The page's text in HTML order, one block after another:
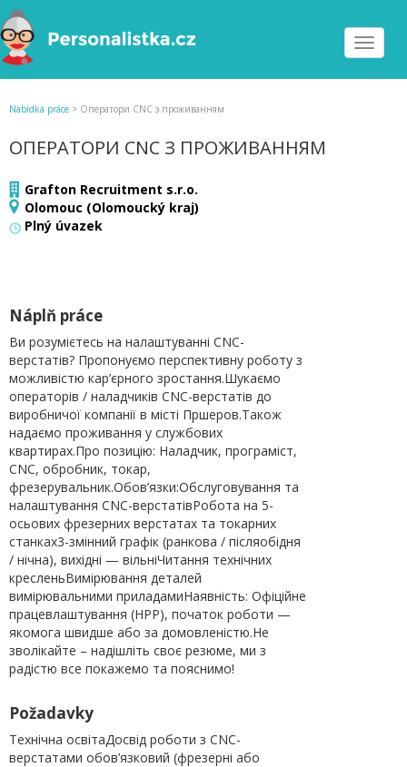
Toggle
Nabídka práce > Оператори CNC з проживанням
ОПЕРАТОРИ CNC З ПРОЖИВАННЯМ
Grafton Recruitment s.r.o.
Olomouc (Olomoucký kraj)
Plný úvazek
Náplň práce
Ви розумієтесь на налаштуванні CNC-
верстатів? Пропонуємо перспективну роботу з
можливістю кар’єрного зростання.Шукаємо
операторів / наладчиків CNC-верстатів до
виробничої компанії в місті Пршеров.Також
надаємо проживання у службових
квартирах.Про позицію: Наладчик, програміст,
CNC, обробник, токар,
фрезерувальник.Обов’язки:Обслуговування та
налаштування CNC-верстатівРобота на 5-
осьових фрезерних верстатах та токарних
станках3-змінний графік (ранкова / післяобідня
/ нічна), вихідні — вільніЧитання технічних
кресленьВимірювання деталей
вимірювальними приладамиНаявність: Офіційне
працевлаштування (HPP), початок роботи —
якомога швидше або за домовленістю.Не
зволікайте – надішліть своє резюме, ми з
радістю все покажемо та пояснимо!
Požadavky
Технічна освітаДосвід роботи з CNC-
верстатами обов’язковий (фрезерні або